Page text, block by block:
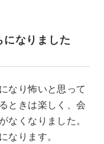
なりました
なり怖いと思って
ときは楽しく、会
なくなりました。
なります。